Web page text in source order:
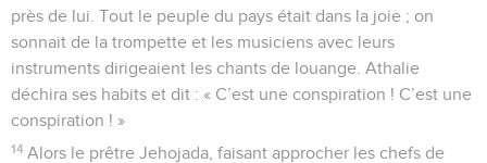
près de lui. Tout le peuple du pays était dans la joie ; on
sonnait de la trompette et les musiciens avec leurs
instruments dirigeaient les chants de louange. Athalie
déchira ses habits et dit : « C’est une conspiration ! C’est une
conspiration ! »
14 Alors le prêtre Jehojada, faisant approcher les chefs de